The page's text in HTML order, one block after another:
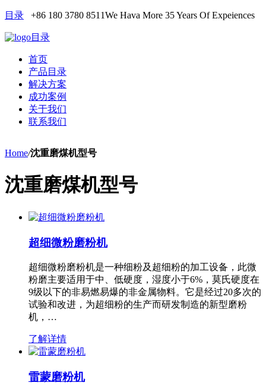
目录 +86 180 3780 8511We Hava More 35 Years Of Expeiences
目录
首页
产品目录
解决方案
成功案例
关于我们
联系我们
Home/沈重磨煤机型号
沈重磨煤机型号
超细微粉磨粉机
超细微粉磨粉机是一种细粉及超细粉的加工设备，此微
粉磨主要适用于中、低硬度，湿度小于6%，莫氏硬度在
9级以下的非易燃易爆的非金属物料。它是经过20多次的
试验和改进，为超细粉的生产而研发制造的新型磨粉
机，…
了解详情
雷蒙磨粉机